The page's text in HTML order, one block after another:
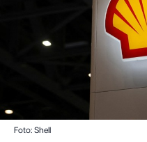
Foto: Shell